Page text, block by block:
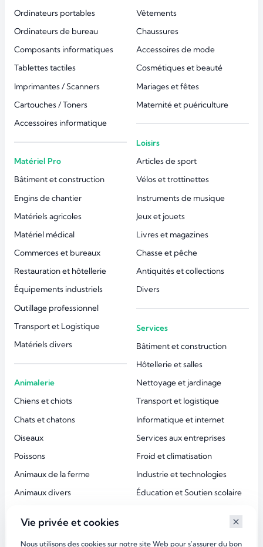
Ordinateurs portables
Ordinateurs de bureau
Composants informatiques
Tablettes tactiles
Imprimantes / Scanners
Cartouches / Toners
Accessoires informatique
Matériel Pro
Bâtiment et construction
Engins de chantier
Matériels agricoles
Matériel médical
Commerces et bureaux
Restauration et hôtellerie
Équipements industriels
Outillage professionnel
Transport et Logistique
Matériels divers
Animalerie
Chiens et chiots
Chats et chatons
Oiseaux
Poissons
Animaux de la ferme
Animaux divers
Vêtements
Chaussures
Accessoires de mode
Cosmétiques et beauté
Mariages et fêtes
Maternité et puériculture
Loisirs
Articles de sport
Vélos et trottinettes
Instruments de musique
Jeux et jouets
Livres et magazines
Chasse et pêche
Antiquités et collections
Divers
Services
Bâtiment et construction
Hôtellerie et salles
Nettoyage et jardinage
Transport et logistique
Informatique et internet
Services aux entreprises
Froid et climatisation
Industrie et technologies
Éducation et Soutien scolaire
Vie privée et cookies
Nous utilisons des cookies sur notre site Web pour s'assurer du bon